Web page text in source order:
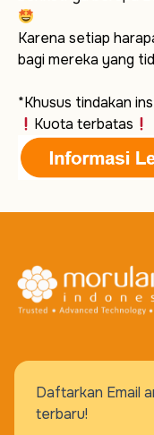
Karena setiap
bagi mereka yang
*Khusus tindakan
Kuota terbatas
Daftarkan Email
terbaru!